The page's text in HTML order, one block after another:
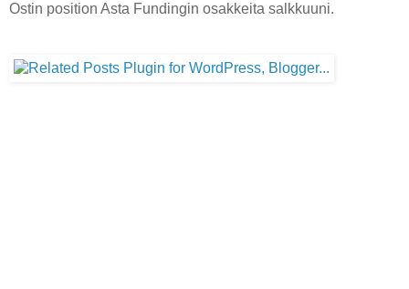
Ostin position Asta Fundingin osakkeita salkkuuni.